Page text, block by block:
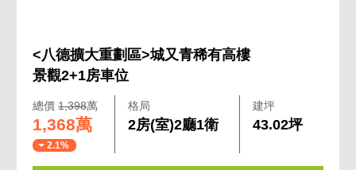
<八德擴大重劃區>城又青稀有高樓
景觀2+1房車位
總價1,398萬
1,368萬
2.1%
格局
2房(室)2廳1衛
建坪
43.02坪